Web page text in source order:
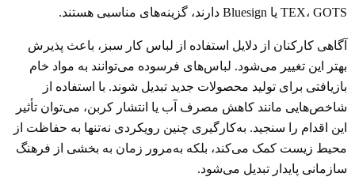
TEX، GOTS یا Bluesign دارند، گزینه‌های مناسبی هستند.
آگاهی کارکنان از دلایل استفاده از لباس کار سبز، باعث پذیرش
بهتر این تغییر می‌شود. لباس‌های فرسوده می‌توانند به مواد خام
بازیافتی برای تولید محصولات جدید تبدیل شوند. با استفاده از
شاخص‌هایی مانند کاهش مصرف آب یا انتشار کربن، می‌توان تأثیر
این اقدام را سنجید. به‌کارگیری چنین رویکردی نه‌تنها به حفاظت از
محیط زیست کمک می‌کند، بلکه به‌مرور زمان به بخشی از فرهنگ
سازمانی پایدار تبدیل می‌شود.